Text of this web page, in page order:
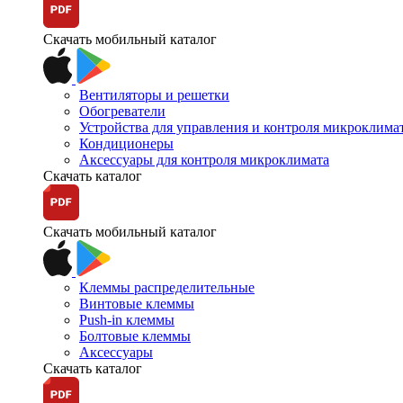
Скачать мобильный каталог
Вентиляторы и решетки
Обогреватели
Устройства для управления и контроля
Кондиционеры
Аксессуары для контроля микроклимата
Скачать каталог
Скачать мобильный каталог
Клеммы распределительные
Винтовые клеммы
Push-in клеммы
Болтовые клеммы
Аксессуары
Скачать каталог